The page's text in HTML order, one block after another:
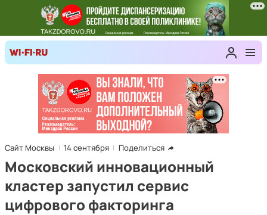
Сайт Москвы 14 сентября Поделиться
Московский инновационный
кластер запустил сервис
цифрового факторинга